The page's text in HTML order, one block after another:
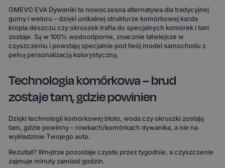
OMEVO EVA Dywaniki to nowoczesna alternatywa dla tradycyjnej
gumy i weluru – dzięki unikalnej strukturze komórkowej każda
kropla deszczu czy okruszek trafia do specjalnych komórek i tam
zostaje. Są w 100% wodoodporne, znacznie łatwiejsze w
czyszczeniu i powstają specjalnie pod twój model samochodu z
pełną personalizacją kolorystyczną.
Technologia komórkowa – brud
zostaje tam, gdzie powinien
Dzięki technologii komórkowej błoto, woda czy okruszki zostają
tam, gdzie powinny – rowkach/komórkach dywanika, a nie na
wykładzinie Twojego auta.
Rezultat? Wnętrze pozostaje czyste przez tygodnie, a czyszczenie
zajmuje minuty zamiast godzin.